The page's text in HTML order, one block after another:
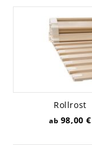
Rollrost
98,00 €